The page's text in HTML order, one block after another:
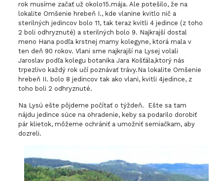
rok musíme začať už okolo15.mája. Ale potešilo, že na
lokalite Omšenie hrebeň I., kde vlanine kvitlo nič a
sterilných jedincov bolo 11, tak teraz kvitli 4 jedince (z toho
2 boli odhryznuté) a sterilných bolo 9. Najkrajší dostal
meno Hana podľa krstnej mamy kolegyne, ktorá mala v
ten deň 90 rokov. Vlani sme najkrajší na Lysej volali
Jaroslav podľa kolegu botanika Jara Košťála,ktorý nás
trpezlivo každý rok učí poznávať trávy.Na lokalite Omšenie
hrebeň II. bolo 8 jedincov tak ako vlani, kvitli 4jedince, z
toho boli 2 odhryznuté.
Na Lysú ešte pôjdeme počítať o týždeň. Ešte sa tam
nájdu jedince súce na ohradenie, keby sa podarilo dorobiť
pár klietok, môžeme ochrániť a umožniť semiačkam, aby
dozreli.